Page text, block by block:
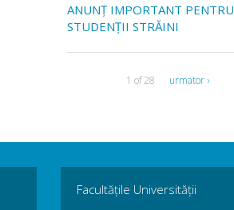
ANUNȚ IMPORTANT PENTRU
STUDENȚII STRĂINI
1 of 28 urmator ›
Facultățile Universității